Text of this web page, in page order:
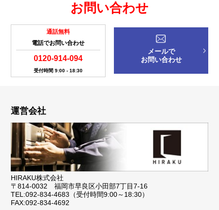
お問い合わせ
通話無料
電話でお問い合わせ
0120-914-094
受付時間 9:00 - 18:30
メールで
お問い合わせ
運営会社
HIRAKU株式会社
〒814-0032 福岡市早良区小田部7丁目7-16
TEL:092-834-4683（受付時間9:00～18:30）
FAX:092-834-4692